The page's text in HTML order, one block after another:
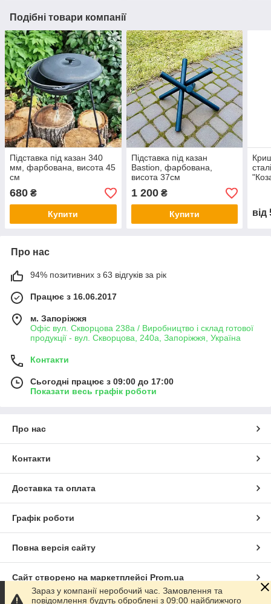
Подібні товари компанії
Підставка під казан 340
мм, фарбована, висота 45
см
680 ₴
Купити
Підставка під казан
Bastion, фарбована,
висота 37см
1 200₴
Купити від
Про нас
94% позитивних з 63 відгуків за рік
Працює з 16.06.2017
м. Запоріжжя
Офіс вул. Скворцова 238а / Виробництво і склад готової
продукції - вул. Скворцова, 240а, Запоріжжя, Україна
Контакти
Сьогодні працює з 09:00 до 17:00
Показати весь графік роботи
Про нас
Контакти
Доставка та оплата
Графік роботи
Повна версія сайту
Сайт створено на маркетплейсі Prom.ua
Зараз у компанії неробочий час. Замовлення та
повідомлення будуть оброблені з 09:00 найближчого